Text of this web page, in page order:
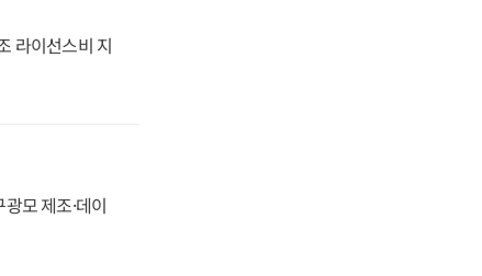
라이선스비 지
모 제조·데이